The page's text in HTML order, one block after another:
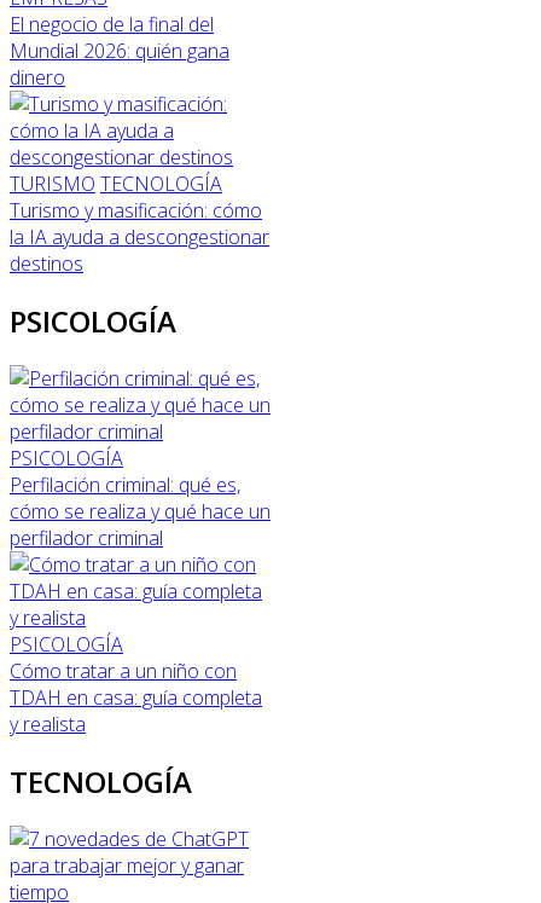
El negocio de la final del
Mundial 2026: quién gana
dinero
TURISMO TECNOLOGÍA
Turismo y masificación: cómo
la IA ayuda a descongestionar
destinos
PSICOLOGÍA
PSICOLOGÍA
Perfilación criminal: qué es,
cómo se realiza y qué hace un
perfilador criminal
PSICOLOGÍA
Cómo tratar a un niño con
TDAH en casa: guía completa
y realista
TECNOLOGÍA